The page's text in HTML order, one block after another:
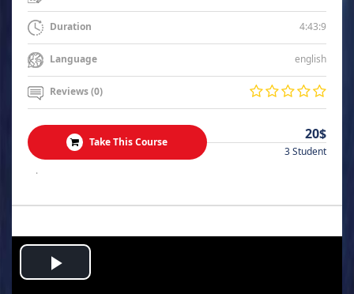
Duration 4:43:9
Language english
Reviews (0)
Take This Course 20$
3 Student
.
Play